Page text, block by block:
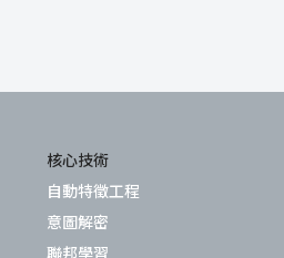
核心技術
自動特徵工程
意圖解密
聯邦學習